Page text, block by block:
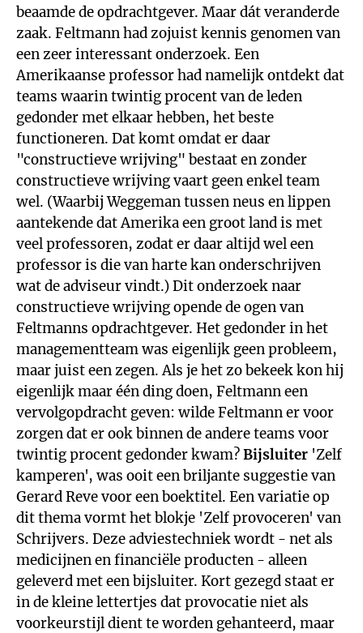
beaamde de opdrachtgever. Maar dát veranderde
zaak. Feltmann had zojuist kennis genomen van
een zeer interessant onderzoek. Een
Amerikaanse professor had namelijk ontdekt dat
teams waarin twintig procent van de leden
gedonder met elkaar hebben, het beste
functioneren. Dat komt omdat er daar
"constructieve wrijving" bestaat en zonder
constructieve wrijving vaart geen enkel team
wel. (Waarbij Weggeman tussen neus en lippen
aantekende dat Amerika een groot land is met
veel professoren, zodat er daar altijd wel een
professor is die van harte kan onderschrijven
wat de adviseur vindt.) Dit onderzoek naar
constructieve wrijving opende de ogen van
Feltmanns opdrachtgever. Het gedonder in het
managementteam was eigenlijk geen probleem,
maar juist een zegen. Als je het zo bekeek kon hij
eigenlijk maar één ding doen, Feltmann een
vervolgopdracht geven: wilde Feltmann er voor
zorgen dat er ook binnen de andere teams voor
twintig procent gedonder kwam?Bijsluiter 'Zelf
kamperen', was ooit een briljante suggestie van
Gerard Reve voor een boektitel. Een variatie op
dit thema vormt het blokje 'Zelf provoceren' van
Schrijvers. Deze adviestechniek wordt - net als
medicijnen en financiële producten - alleen
geleverd met een bijsluiter. Kort gezegd staat er
in de kleine lettertjes dat provocatie niet als
voorkeurstijl dient te worden gehanteerd, maar